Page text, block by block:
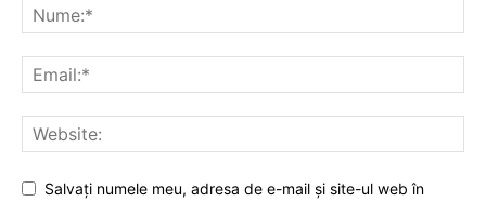
Salvați numele meu, adresa de e-mail și site-ul web în